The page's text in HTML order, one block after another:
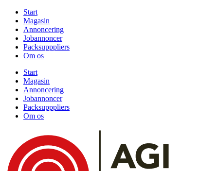
Start
Magasin
Annoncering
Jobannoncer
Packsupppliers
Om os
Start
Magasin
Annoncering
Jobannoncer
Packsupppliers
Om os